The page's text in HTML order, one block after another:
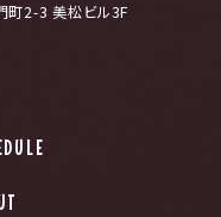
2-3 美松ビル3F